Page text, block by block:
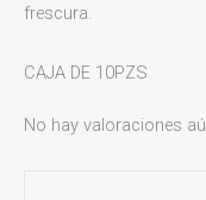
frescura.
CAJA DE 10PZS
No hay valoraciones